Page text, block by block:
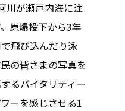
川が瀬戸内海に注
原爆投下から3年
飛び込んだり泳
の皆さまの写真を
るバイタリティー
ーを感じさせる1